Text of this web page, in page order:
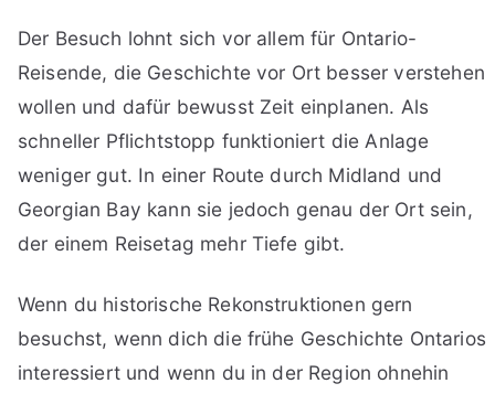
Der Besuch lohnt sich vor allem für Ontario-
Reisende, die Geschichte vor Ort besser verstehen
wollen und dafür bewusst Zeit einplanen. Als
schneller Pflichtstopp funktioniert die Anlage
weniger gut. In einer Route durch Midland und
Georgian Bay kann sie jedoch genau der Ort sein,
der einem Reisetag mehr Tiefe gibt.
Wenn du historische Rekonstruktionen gern
besuchst, wenn dich die frühe Geschichte Ontarios
interessiert und wenn du in der Region ohnehin